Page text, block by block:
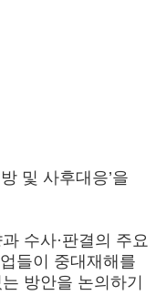
및 사후대응’을
수사·판결의 주요
들이 중대재해를
방안을 논의하기